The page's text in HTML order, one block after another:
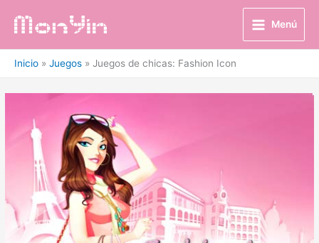
Menú
Inicio Juegos Juegos de chicas: Fashion Icon